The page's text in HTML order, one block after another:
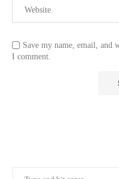
Save my name, email, and
I comment.